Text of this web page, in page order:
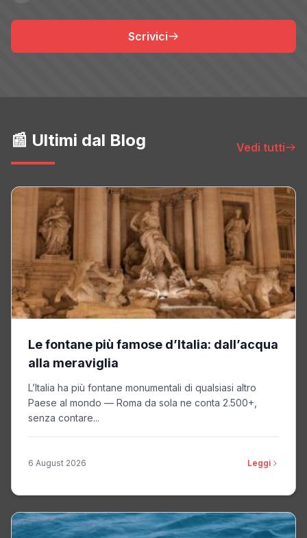
Scrivici
📰 Ultimi dal Blog Vedi tutti
Le fontane più famose d’Italia: dall’acqua
alla meraviglia
L’Italia ha più fontane monumentali di qualsiasi altro
Paese al mondo — Roma da sola ne conta 2.500+,
senza contare...
6 August 2026 Leggi